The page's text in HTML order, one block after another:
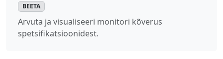
BEETA
Arvuta ja visualiseeri monitori kõverus
spetsifikatsioonidest.